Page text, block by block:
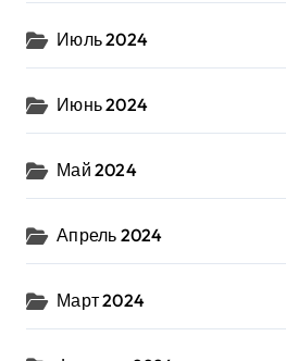
Июль 2024
Июнь 2024
Май 2024
Апрель 2024
Март 2024